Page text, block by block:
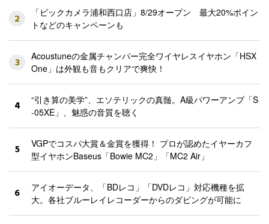
2
「ビックカメラ浦和西口店」8/29オープン 最大20%ポイン
トなどのキャンペーンも
3
Acoustuneの金属チャンバー完全ワイヤレスイヤホン「HSX
One」は外観も音もクリアで爽快！
4
“引き算の美学”、エソテリックの真髄。A級パワーアンプ「S
-05XE」、魅惑の音質を聴く
5
VGPでコスパ大賞＆金賞を獲得！ プロが認めたイヤーカフ
型イヤホンBaseus「Bowie MC2」「MC2 Air」
6
アイオーデータ、「BDレコ」「DVDレコ」対応機種を拡
大。各社ブルーレイレコーダーからのダビングが可能に